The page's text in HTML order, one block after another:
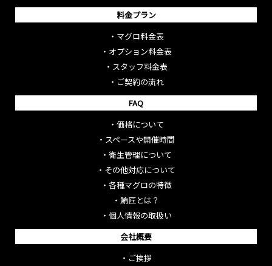
料金プラン
・ マグロ料金表
・ オプション料金表
・ スタッフ料金表
・ ご契約の流れ
FAQ
・ 価格について
・ スペースや開催時間
・ 衛生管理について
・ その他対応について
・ 各種マグロの特徴
・ 鮪匠とは？
・ 個人情報の取扱い
会社概要
・ ご挨拶